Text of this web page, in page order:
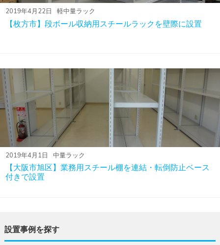
2019年4月22日 軽中量ラック
【枚方市】段ボール収納用スチールラックを壁際に設置
2019年4月1日 中量ラック
【大阪市旭区】業務用スチール棚を連結・転倒防止ベース
付きで設置
設置事例を探す